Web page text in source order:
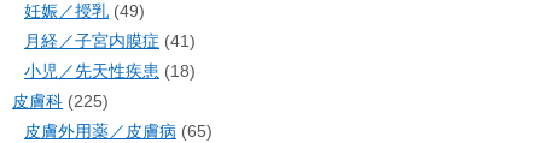
妊娠／授乳 (49)
月経／子宮内膜症 (41)
小児／先天性疾患 (18)
皮膚科 (225)
皮膚外用薬／皮膚病 (65)